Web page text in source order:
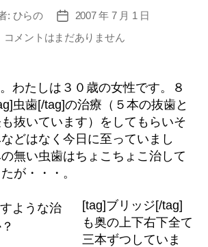
: ひらの
投
稿
日
2007 年 7 月 1 日
ブ
を
外
す
よ
う
な
療
は
痛
コメントはまだありません
わたしは３０歳の女性です。８
虫歯[/tag]の治療（５本の抜歯と
抜いています）をしてもらいそ
どはなく今日に至っていまし
無い虫歯はちょこちょこ治して
が・・・。
[tag]ブリッジ[/tag]
も奥の上下右下全て
三本ずつしていま